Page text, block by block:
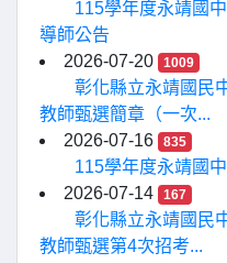
115學年度永靖國
導師公告
2026-07-20
1009
彰化縣立永靖國民
教師甄選簡章（一次...
2026-07-16
835
115學年度永靖國
2026-07-14
167
彰化縣立永靖國民
教師甄選第4次招考...